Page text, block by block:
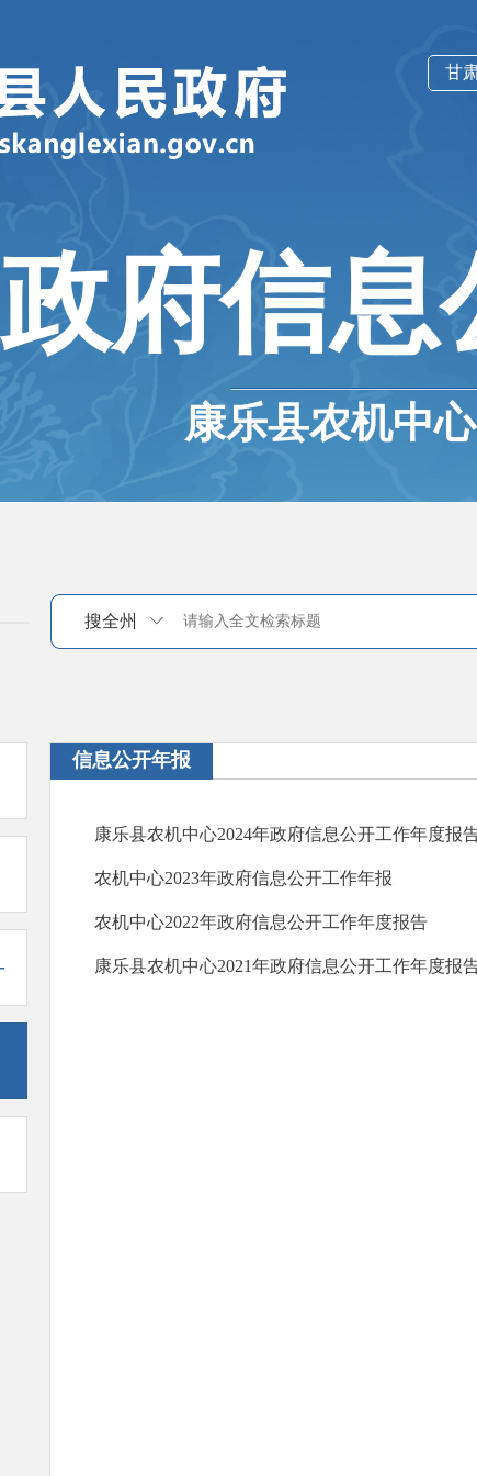
甘
政府信息
康乐县农机中心
搜全州
信息公开年报
康乐县农机中心2024年政府信息公开工作年度报
农机中心2023年政府信息公开工作年报
农机中心2022年政府信息公开工作年度报告
康乐县农机中心2021年政府信息公开工作年度报